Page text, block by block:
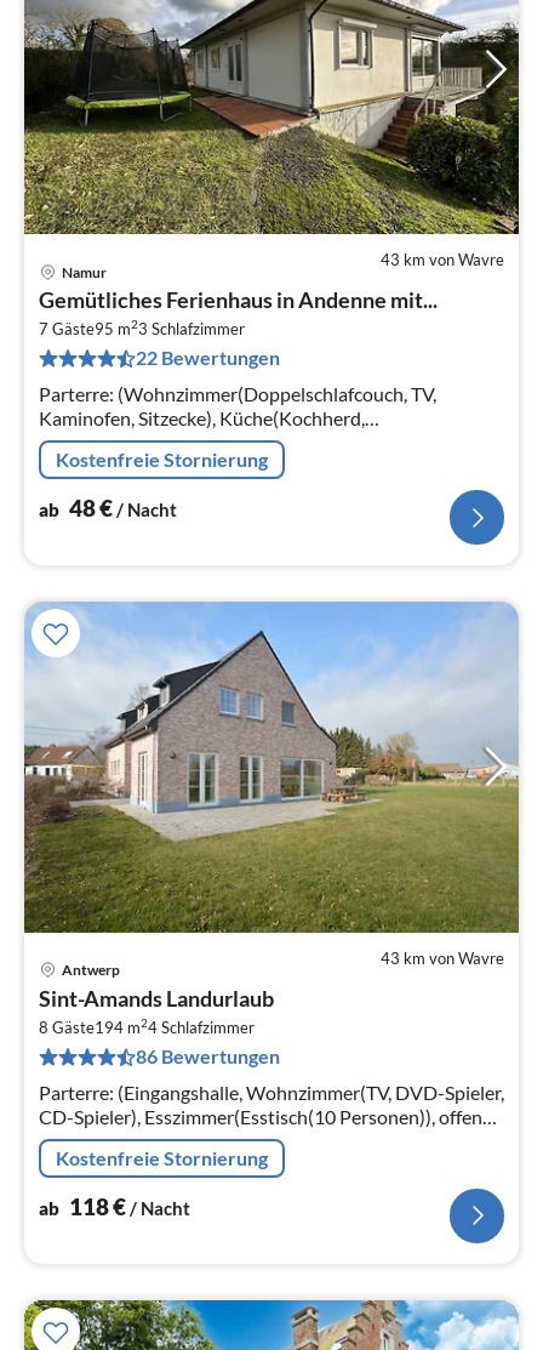
43 km von Wavre
Namur
Gemütliches Ferienhaus in Andenne mit...
7 Gäste95 m23 Schlafzimmer
22 Bewertungen
Parterre: (Wohnzimmer(Doppelschlafcouch, TV,
Kaminofen, Sitzecke), Küche(Kochherd,
Kaffeemaschine, Waffeleisen, Mikrowelle,
Spülmaschine, Kühl-/Gefrierkombination, Zitruspresse,
Kostenfreie Stornierung
ab 48€/ Nacht
43 km von Wavre
Antwerp
Sint-Amands Landurlaub
8 Gäste194 m24Schlafzimmer
86 Bewertungen
Parterre: (Eingangshalle, Wohnzimmer(TV, DVD-Spieler,
CD-Spieler), Esszimmer(Esstisch(10 Personen)), offene
Küche(Kombi-Mikrowelle, Spülmaschine, Kühlschrank,
Tiefkühlschrank)
Kostenfreie Stornierung
ab 118€ / Nacht